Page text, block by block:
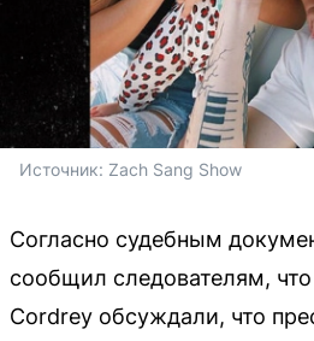
Источник: Zach Sang Show
Согласно судебным
сообщил следователям,
Cordrey обсуждали, что